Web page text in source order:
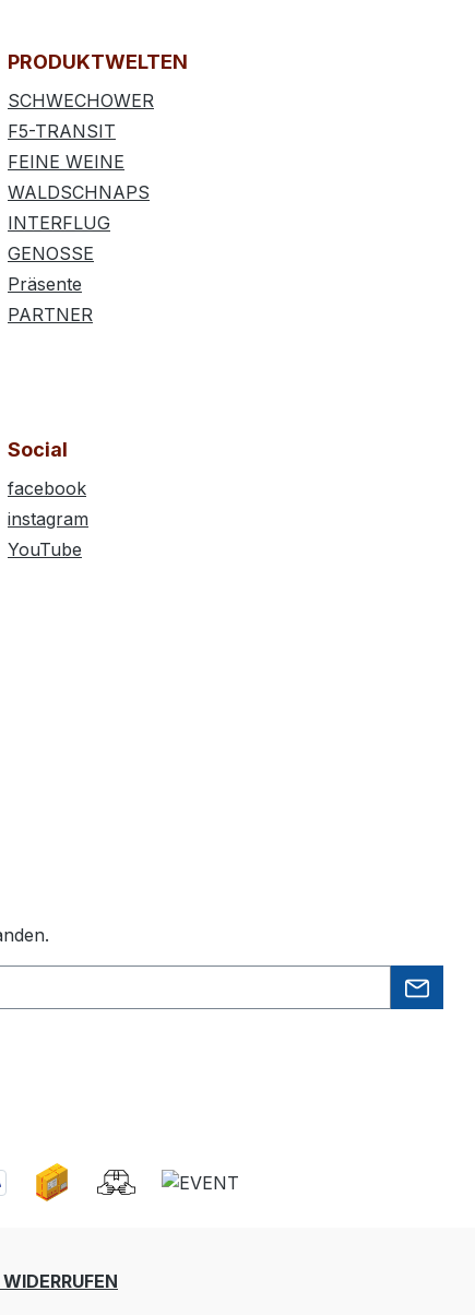
PRODUKTWELTEN
SCHWECHOWER
F5-TRANSIT
FEINE WEINE
WALDSCHNAPS
INTERFLUG
GENOSSE
Präsente
PARTNER
Social
facebook
instagram
YouTube